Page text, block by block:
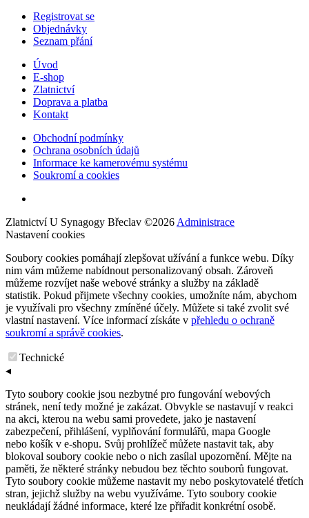
Registrovat se
Objednávky
Seznam přání
Úvod
E-shop
Zlatnictví
Doprava a platba
Kontakt
Obchodní podmínky
Ochrana osobních údajů
Informace ke kamerovému systému
Soukromí a cookies
Zlatnictví U Synagogy Břeclav ©2026Administrace
Nastavení cookies
Soubory cookies pomáhají zlepšovat užívání a funkce webu. Díky
nim vám můžeme nabídnout personalizovaný obsah. Zároveň
můžeme rozvíjet naše webové stránky a služby na základě
statistik. Pokud přijmete všechny cookies, umožníte nám, abychom
je využívali pro všechny zmíněné účely. Můžete si také zvolit své
vlastní nastavení. Více informací získáte v přehledu o ochraně
soukromí a správě cookies.
Technické
◂
Tyto soubory cookie jsou nezbytné pro fungování webových
stránek, není tedy možné je zakázat. Obvykle se nastavují v reakci
na akci, kterou na webu sami provedete, jako je nastavení
zabezpečení, přihlášení, vyplňování formulářů, mapa Google
nebo košík v e-shopu. Svůj prohlížeč můžete nastavit tak, aby
blokoval soubory cookie nebo o nich zasílal upozornění. Mějte na
paměti, že některé stránky nebudou bez těchto souborů fungovat.
Tyto soubory cookie můžeme nastavit my nebo poskytovatelé třetích
stran, jejichž služby na webu využíváme. Tyto soubory cookie
neukládají žádné informace, které lze přiřadit konkrétní osobě.